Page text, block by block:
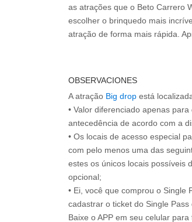
as atrações que o Beto Carrero
escolher o brinquedo mais
atração de forma mais rápida.
OBSERVACIONES
A atração Big drop está
• Valor diferenciado apenas
antecedência de acordo com a
• Os locais de acesso especial
com pelo menos uma das
estes os únicos locais possíveis
opcional;
• Ei, você que comprou o Single
cadastrar o ticket do Single Pass
Baixe o APP em seu celular